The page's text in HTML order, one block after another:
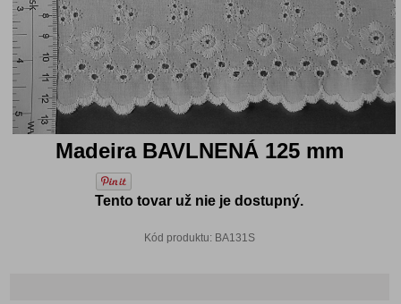
Madeira BAVLNENÁ 125 mm
Tento tovar už nie je dostupný.
Kód produktu: BA131S